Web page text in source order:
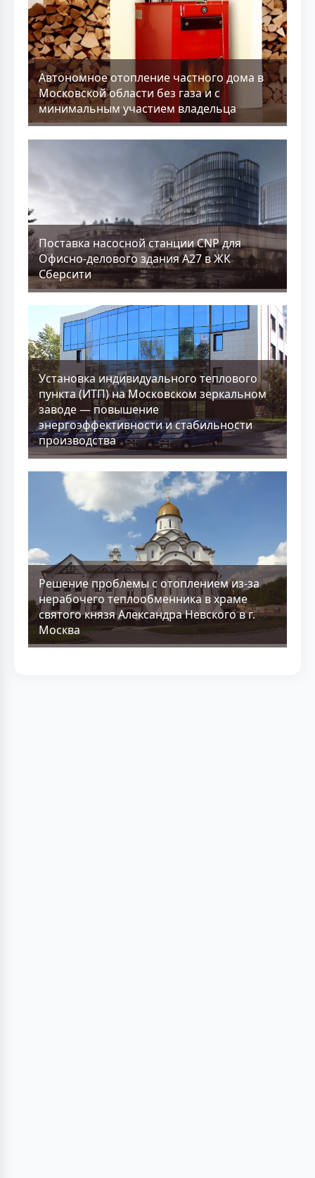
Aвтономное отопление частного дома в
Московской области без газа и с
минимальным участием владельца
Поставка насосной станции CNP для
Офисно-делового здания А27 в ЖК
Сберсити
Установка индивидуального теплового
пункта (ИТП) на Московском зеркальном
заводе — повышение
энергоэффективности и стабильности
производства
Решение проблемы с отоплением из-за
нерабочего теплообменника в храме
святого князя Александра Невского в г.
Москва